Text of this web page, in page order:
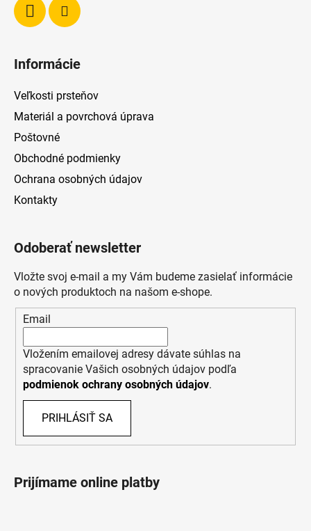
Informácie
Veľkosti prsteňov
Materiál a povrchová úprava
Poštovné
Obchodné podmienky
Ochrana osobných údajov
Kontakty
Odoberať newsletter
Vložte svoj e-mail a my Vám budeme zasielať informácie
o nových produktoch na našom e-shope.
Email
Vložením emailovej adresy dávate súhlas na
spracovanie Vašich osobných údajov podľa
podmienok ochrany osobných údajov.
PRIHLÁSIŤ SA
Prijímame online platby